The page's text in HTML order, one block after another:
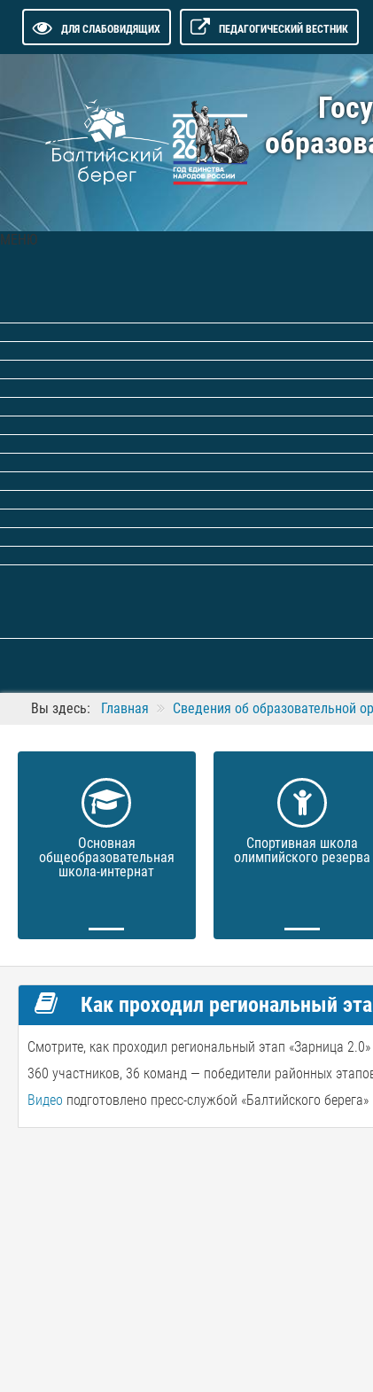
ДЛЯ СЛАБОВИДЯЩИХ ПЕДАГОГИЧЕСКИЙ ВЕСТНИК
МЕНЮ
Вы здесь: Главная Сведения об образовательной
Основная
общеобразовательная
школа-интернат
Спортивная школа
олимпийского резерва
Как проходил региональный
Смотрите, как проходил региональный этап «Зарница 2.0»
360 участников, 36 команд — победители районных
Видео подготовлено пресс-службой «Балтийского берега»